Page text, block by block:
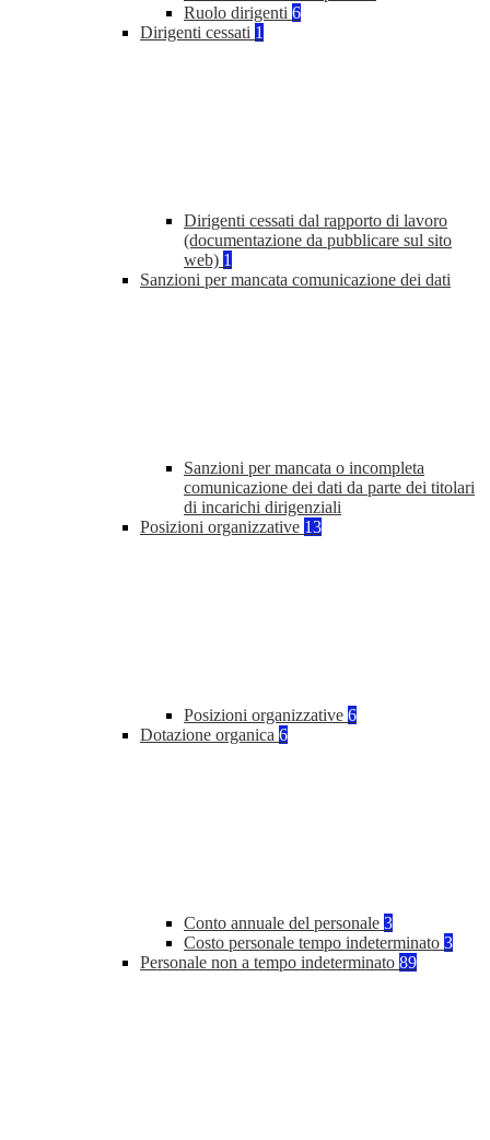
Ruolo dirigenti 6
Dirigenti cessati 1
Dirigenti cessati dal rapporto di lavoro
(documentazione da pubblicare sul sito
web) 1
Sanzioni per mancata comunicazione dei dati
Sanzioni per mancata o incompleta
comunicazione dei dati da parte dei titolari
di incarichi dirigenziali
Posizioni organizzative 13
Posizioni organizzative 6
Dotazione organica 6
Conto annuale del personale 3
Costo personale tempo indeterminato 3
Personale non a tempo indeterminato 89